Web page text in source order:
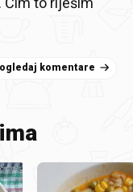
komentare